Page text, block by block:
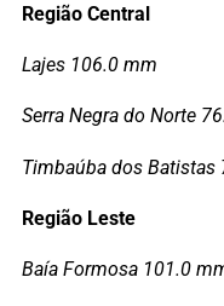
Região Central
Lajes 106.0 mm
Serra Negra do Norte
Timbaúba dos Batistas
Região Leste
Baía Formosa 101.0